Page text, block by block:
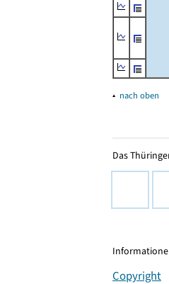
▴ nach oben
Das
Copyright